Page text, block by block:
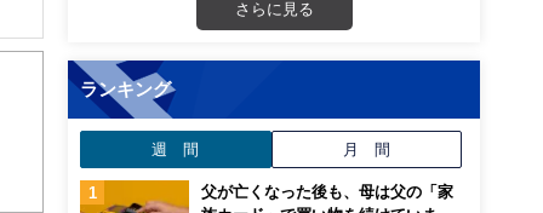
き
さらに見る
ランキング
週 間 月 間
父が亡くなった後も、母は父の「家